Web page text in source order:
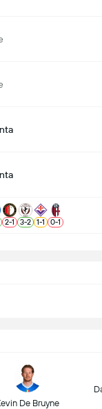
2-1 3-2 1-1 0-1
De Bruyne